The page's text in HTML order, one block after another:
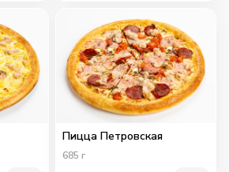
Пицца Петровская
685 г